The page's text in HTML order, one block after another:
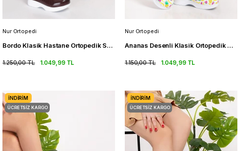
Nur Ortopedi
Bordo Klasik Hastane Ortopedik Sabo Terliği Doktor Hemşire Terlik
1.049,99 TL
1.250,00 TL
Nur Ortopedi
Ananas Desenli Klasik Ortopedik Sabo Terlik Hemşire Doktor Terliği
1.049,99 TL
1.150,00 TL
İNDIRIM
ÜCRETSIZ KARGO
İNDIRIM
ÜCRETSIZ KARGO